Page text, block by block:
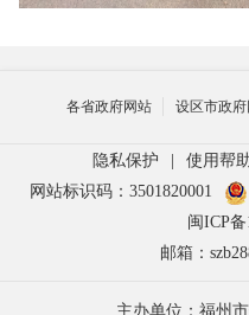
各省政府网站 设区市政
隐私保护 使用帮
网站标识码：3501820001
闽ICP
邮箱：
主办单位：福州